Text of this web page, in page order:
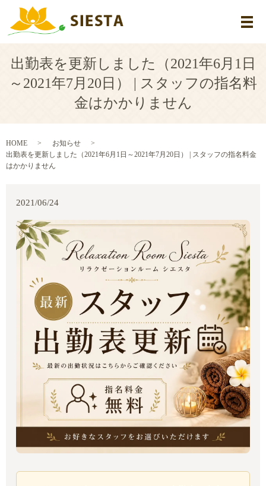
メ
出勤表を更新しました（2021年6月1日
～2021年7月20日） | スタッフの指名料
金はかかりません
HOME
お知らせ
出勤表を更新しました（2021年6月1日～2021年7月20日） | スタッフの指名料金
はかかりません
2021/06/24